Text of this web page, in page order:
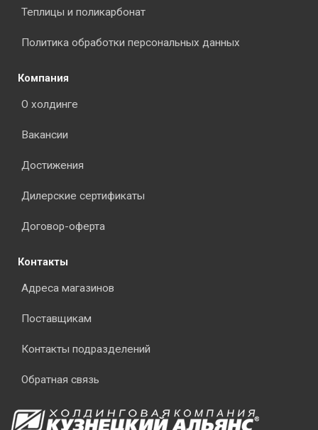
Теплицы и поликарбонат
Политика обработки персональных данных
Компания
О холдинге
Вакансии
Достижения
Дилерские сертификаты
Договор-оферта
Контакты
Адреса магазинов
Поставщикам
Контакты подразделений
Обратная связь